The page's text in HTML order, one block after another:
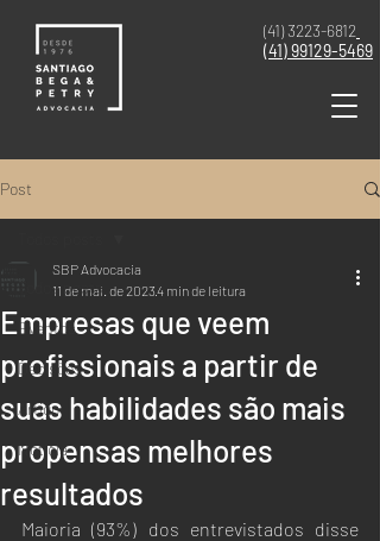
(41) 3223-6812
(41)99129-5469
Post
Todos posts
Eventos
Decisões
Artigo
Notícia
Empresas que veem
profissionais a partir de
suas habilidades são mais
propensas melhores
resultados
SBP Advocacia
11 de mai. de 20234 min de leitura
Maioria (93%) dos entrevistados disse